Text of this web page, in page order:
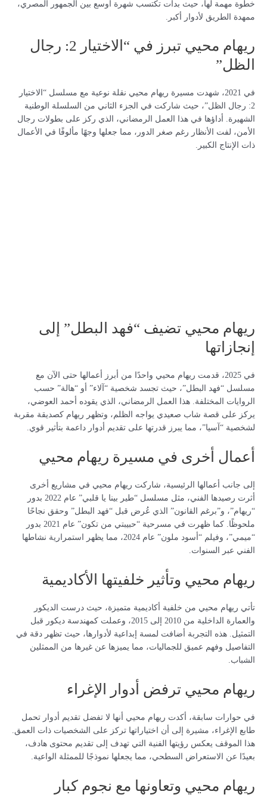
خطوة مهمة لها، حيث بدأت تكتسب شهرة أوسع بين الجمهور المصري،
ممهدة الطريق لأدوار أكبر.
ريهام محيي تبرز في “الاختيار 2: رجال
الظل”
في 2021، شهدت مسيرة ريهام محيي نقلة نوعية مع مسلسل “الاختيار
2: رجال الظل”، حيث شاركت في الجزء الثاني من السلسلة الوطنية
الشهيرة. أداؤها في هذا العمل الرمضاني، الذي ركز على بطولات رجال
الأمن، لفت الأنظار رغم صغر الدور، مما جعلها وجهًا مألوفًا في الأعمال
ذات الإنتاج الكبير.
ريهام محيي تضيف “فهد البطل” إلى
إنجازاتها
في 2025، قدمت ريهام محيي واحدًا من أبرز أعمالها حتى الآن مع
مسلسل “فهد البطل”، حيث تجسد شخصية “آلاء” أو “هالة” حسب
الروايات المختلفة. هذا العمل الرمضاني، الذي يقوده أحمد العوضي،
يركز على قصة شاب صعيدي يواجه الظلم، وتظهر ريهام كصديقة مقربة
لشخصية “آسيا”، مما يبرز قدرتها على تقديم أدوار داعمة بتأثير قوي.
أعمال أخرى في مسيرة ريهام محيي
إلى جانب أعمالها الرئيسية، شاركت ريهام محيي في مشاريع أخرى
أثرت رصيدها الفني، مثل مسلسل “طير بينا يا قلبي” عام 2022 بدور
“ريهام”، و”برغم القانون” الذي عُرض قبل “فهد البطل” وحقق نجاحًا
ملحوظًا. كما ظهرت في مسرحية “حبيبتي من تكون” عام 2021 بدور
“ميمي”، وفيلم “أسود ملون” عام 2024، مما يظهر استمرارية نشاطها
الفني عبر السنوات.
ريهام محيي وتأثير خلفيتها الأكاديمية
تأتي ريهام محيي من خلفية أكاديمية متميزة، حيث درست الديكور
والعمارة الداخلية من 2010 إلى 2015، وعملت كمهندسة ديكور قبل
التمثيل. هذه التجربة أضافت لمسة إبداعية لأدوارها، حيث تظهر دقة في
التفاصيل وفهم عميق للجماليات، مما يميزها عن غيرها من الممثلين
الشباب.
ريهام محيي ترفض أدوار الإغراء
في حوارات سابقة، أكدت ريهام محيي أنها لا تفضل تقديم أدوار تحمل
طابع الإغراء، مشيرة إلى أن اختياراتها تركز على الشخصيات ذات العمق.
هذا الموقف يعكس رؤيتها الفنية التي تهدف إلى تقديم محتوى هادف،
بعيدًا عن الاستعراض السطحي، مما يجعلها نموذجًا للممثلة الواعية.
ريهام محيي وتعاونها مع نجوم كبار